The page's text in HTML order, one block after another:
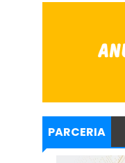
PARCERIA